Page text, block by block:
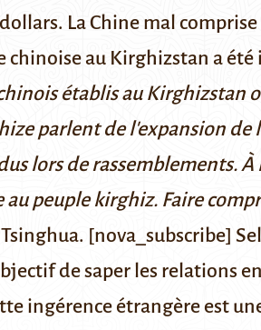
La Chine mal
au Kirghizstan a
établis au Kirghizstan
parlent de l'expansion de
lors de rassemblements.
peuple kirghiz. Faire
[nova_subscribe]
de saper les relations
ingérence étrangère est